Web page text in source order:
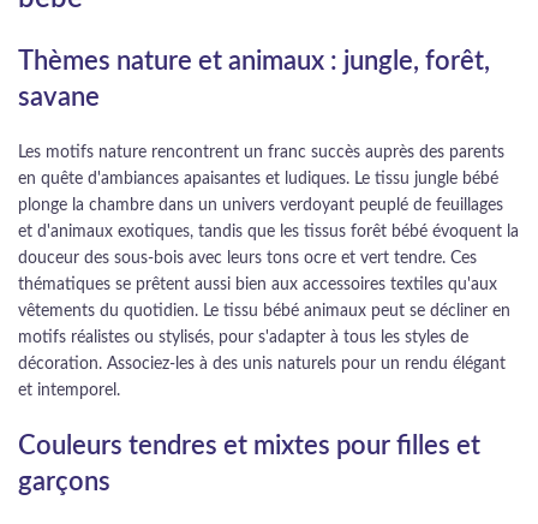
Thèmes nature et animaux : jungle, forêt,
savane
Les motifs nature rencontrent un franc succès auprès des parents
en quête d'ambiances apaisantes et ludiques. Le tissu jungle bébé
plonge la chambre dans un univers verdoyant peuplé de feuillages
et d'animaux exotiques, tandis que les tissus forêt bébé évoquent la
douceur des sous-bois avec leurs tons ocre et vert tendre. Ces
thématiques se prêtent aussi bien aux accessoires textiles qu'aux
vêtements du quotidien. Le tissu bébé animaux peut se décliner en
motifs réalistes ou stylisés, pour s'adapter à tous les styles de
décoration. Associez-les à des unis naturels pour un rendu élégant
et intemporel.
Couleurs tendres et mixtes pour filles et
garçons